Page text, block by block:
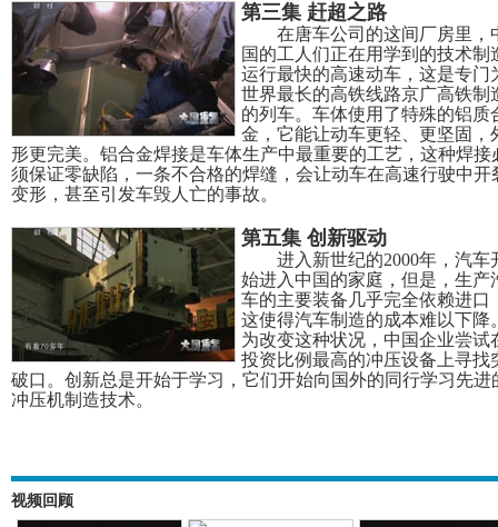
第三集 赶超之路
在唐车公司的这间厂房里，
国的工人们正在用学到的技术制
运行最快的高速动车，这是专门
世界最长的高铁线路京广高铁制
的列车。车体使用了特殊的铝质
金，它能让动车更轻、更坚固，
形更完美。铝合金焊接是车体生产中最重要的工艺，这种焊接
须保证零缺陷，一条不合格的焊缝，会让动车在高速行驶中开
变形，甚至引发车毁人亡的事故。
第五集 创新驱动
进入新世纪的2000年，汽车
始进入中国的家庭，但是，生产
车的主要装备几乎完全依赖进口
这使得汽车制造的成本难以下降
为改变这种状况，中国企业尝试
投资比例最高的冲压设备上寻找
破口。创新总是开始于学习，它们开始向国外的同行学习先进
冲压机制造技术。
视频回顾